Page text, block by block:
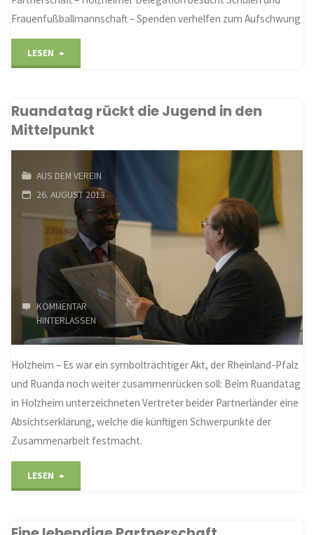
Frauenfußballmannschaft – Spenden verhelfen zum Aufschwung
LESEN
ungeheure
Ruandatag rückt die Jugend in den
Mittelpunkt
AUS DEM VEREIN
26. AUGUST 2013
KOMMENTAR
HINTERLASSEN
Holzheim – Es war ein symbolträchtiger Akt, der Rheinland-Pfalz
und Ruanda noch weiter zusammenrücken soll: Beim Ruandatag
in Holzheim unterzeichneten Vertreter beider Partnerländer eine
Absichtserklärung, welche die künftigen Schwerpunkte der
Zusammenarbeit festmacht.
LESEN